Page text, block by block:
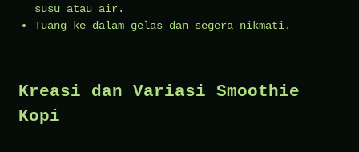
susu atau air.
Tuang ke dalam gelas dan segera nikmati.
Kreasi dan Variasi Smoothie
Kopi